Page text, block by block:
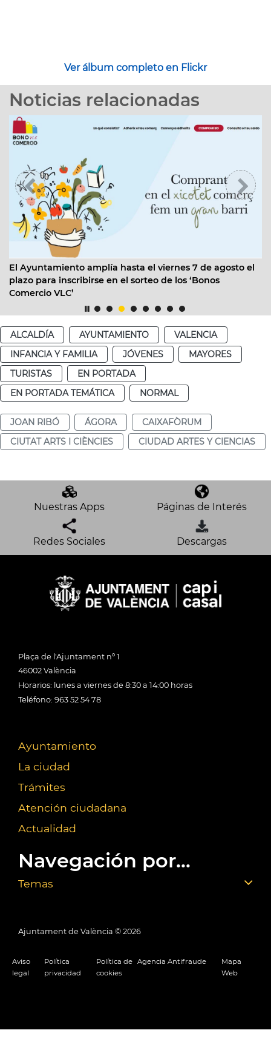
Ver álbum completo en Flickr
Noticias relacionadas
El Ayuntamiento amplía hasta el viernes 7 de agosto el
plazo para inscribirse en el sorteo de los ‘Bonos
Comercio VLC’
ALCALDÍA AYUNTAMIENTO
VALENCIA
INFANCIA Y FAMILIA
JÓVENES
MAYORES
TURISTAS
EN PORTADA
EN PORTADA TEMÁTICA
NORMAL
JOAN RIBÓ ÁGORA
CAIXAFÒRUM
CIUTAT ARTS I CIÈNCIES
CIUDAD ARTES Y CIENCIAS
Nuestras Apps Páginas de Interés
Redes Sociales Descargas
Plaça de l'Ajuntament nº 1
46002 València
Horarios: lunes a viernes de 8:30 a 14:00 horas
Teléfono: 963 52 54 78
Ayuntamiento
La ciudad
Trámites
Atención ciudadana
Actualidad
Navegación por...
Temas
Ajuntament de València © 2026
Aviso
legal
Política
privacidad
Política de
cookies
Agencia Antifraude
Mapa
Web